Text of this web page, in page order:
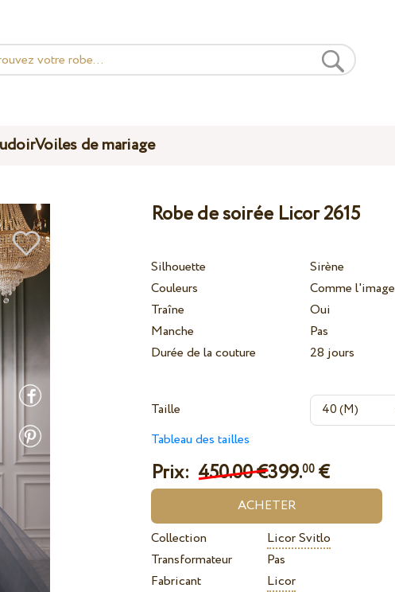
Voiles de mariage
Robe de soirée Licor 2615
Silhouette
Sirène
Couleurs
Comme l'image
Traîne
Oui
Manche
Pas
Durée de la couture
28 jours
Taille
Tableau des tailles
Prix: 450.00 €399.00 €
Collection
Licor Svitlo
Transformateur
Pas
Fabricant
Licor